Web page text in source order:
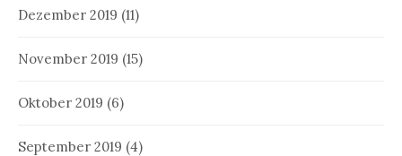
Dezember 2019 (11)
November 2019 (15)
Oktober 2019 (6)
September 2019 (4)